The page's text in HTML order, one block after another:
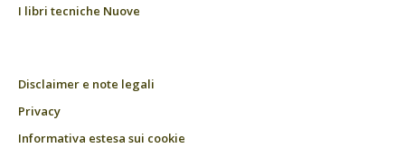
I libri tecniche Nuove
Disclaimer e note legali
Privacy
Informativa estesa sui cookie